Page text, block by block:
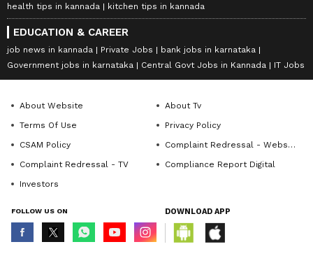
health tips in kannada
kitchen tips in kannada
EDUCATION & CAREER
job news in kannada Private Jobs
bank jobs in karnataka
Government jobs in karnataka
Central Govt Jobs in Kannada IT Jobs
About Website
About Tv
Terms Of Use
Privacy Policy
CSAM Policy
Complaint Redressal - Website
Complaint Redressal - TV
Compliance Report Digital
Investors
FOLLOW US ON DOWNLOAD APP